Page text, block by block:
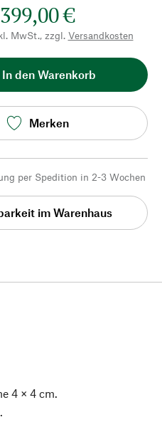
399,00 €
MwSt., zzgl. Versandkosten
In den Warenkorb
Merken
per Spedition in 2-3 Wochen
im Warenhaus
4 × 4 cm.